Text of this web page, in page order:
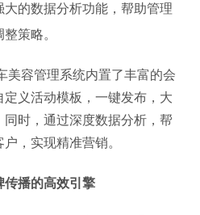
大的数据分析功能，帮助管理
策略。
美容管理系统内置了丰富的会
定义活动模板，一键发布，大
时，通过深度数据分析，帮
，实现精准营销。
传播的高效引擎